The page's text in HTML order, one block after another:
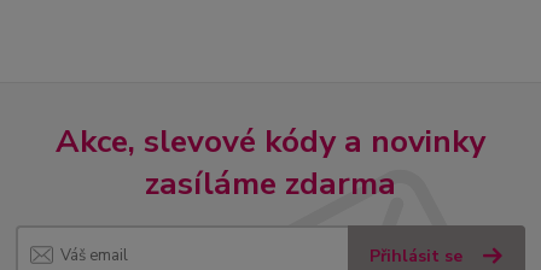
Akce, slevové kódy a novinky
zasíláme zdarma
Přihlásit se